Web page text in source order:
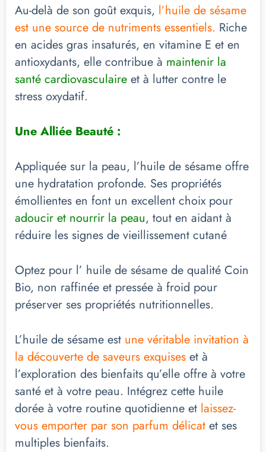
Au-delà de son goût exquis, l’huile de sésame
est une source de nutriments essentiels. Riche
en acides gras insaturés, en vitamine E et en
antioxydants, elle contribue à maintenir la
santé cardiovasculaire et à lutter contre le
stress oxydatif.
Une Alliée Beauté :
Appliquée sur la peau, l’huile de sésame offre
une hydratation profonde. Ses propriétés
émollientes en font un excellent choix pour
adoucir et nourrir la peau, tout en aidant à
réduire les signes de vieillissement cutané
Optez pour l’ huile de sésame de qualité Coin
Bio, non raffinée et pressée à froid pour
préserver ses propriétés nutritionnelles.
L’huile de sésame est une véritable invitation à
la découverte de saveurs exquises et à
l’exploration des bienfaits qu’elle offre à votre
santé et à votre peau. Intégrez cette huile
dorée à votre routine quotidienne et laissez-
vous emporter par son parfum délicat et ses
multiples bienfaits.